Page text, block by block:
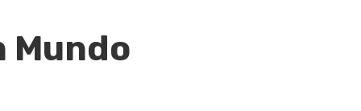
Mundo